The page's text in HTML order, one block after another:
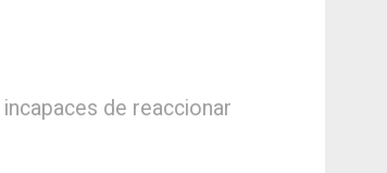
de reaccionar